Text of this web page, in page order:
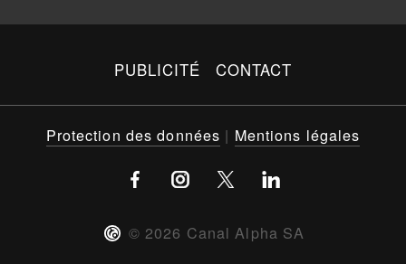
PUBLICITÉ CONTACT
© 2026 Canal Alpha SA
Protection des données | Mentions légales